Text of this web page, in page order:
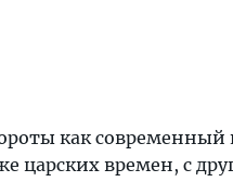
как
царских времен, с